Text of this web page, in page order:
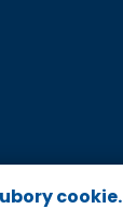
cookie.